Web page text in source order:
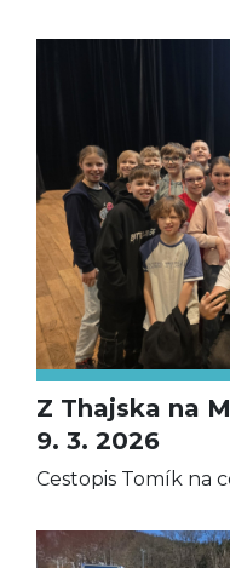
Z Thajska na
9. 3. 2026
Cestopis Tomík na